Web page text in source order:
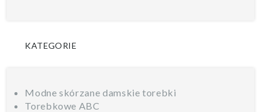
KATEGORIE
Modne skórzane damskie torebki
Torebkowe ABC